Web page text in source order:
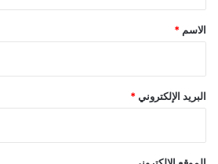
*
الاسم *
البريد الإلكتروني *